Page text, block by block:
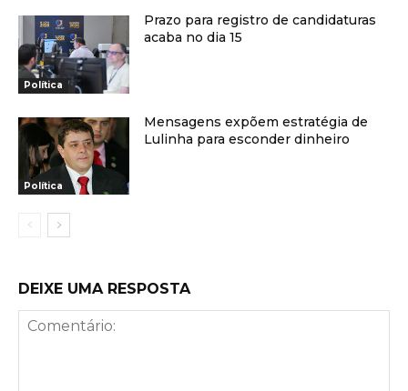
Política
Prazo para registro de candidaturas
acaba no dia 15
Política
Mensagens expõem estratégia de
Lulinha para esconder dinheiro
DEIXE UMA RESPOSTA